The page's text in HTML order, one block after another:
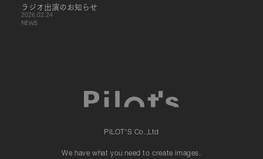
ラジオ出演のお知らせ
2026.02.24
NEWS
PILOT'S Co.,Ltd
We have what you need to create images.